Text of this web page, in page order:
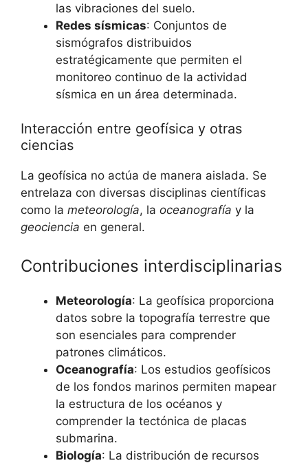
las vibraciones del suelo.
Redes sísmicas: Conjuntos de
sismógrafos distribuidos
estratégicamente que permiten el
monitoreo continuo de la actividad
sísmica en un área determinada.
Interacción entre geofísica y otras
ciencias
La geofísica no actúa de manera aislada. Se
entrelaza con diversas disciplinas científicas
como la meteorología, la oceanografía y la
geociencia en general.
Contribuciones interdisciplinarias
Meteorología: La geofísica proporciona
datos sobre la topografía terrestre que
son esenciales para comprender
patrones climáticos.
Oceanografía: Los estudios geofísicos
de los fondos marinos permiten mapear
la estructura de los océanos y
comprender la tectónica de placas
submarina.
Biología: La distribución de recursos